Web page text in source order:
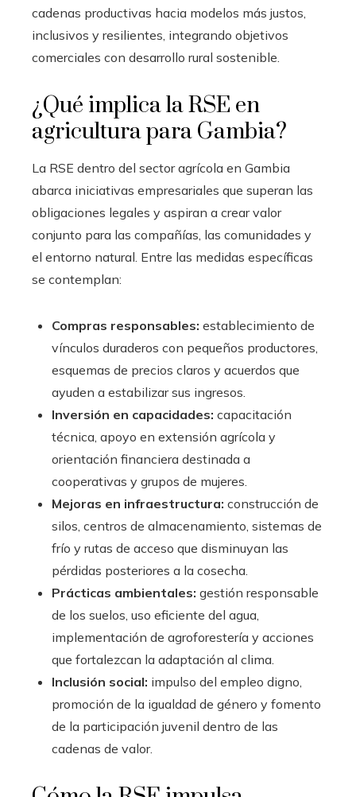
cadenas productivas hacia modelos más justos,
inclusivos y resilientes, integrando objetivos
comerciales con desarrollo rural sostenible.
¿Qué implica la RSE en
agricultura para Gambia?
La RSE dentro del sector agrícola en Gambia
abarca iniciativas empresariales que superan las
obligaciones legales y aspiran a crear valor
conjunto para las compañías, las comunidades y
el entorno natural. Entre las medidas específicas
se contemplan:
Compras responsables: establecimiento de
vínculos duraderos con pequeños productores,
esquemas de precios claros y acuerdos que
ayuden a estabilizar sus ingresos.
Inversión en capacidades: capacitación
técnica, apoyo en extensión agrícola y
orientación financiera destinada a
cooperativas y grupos de mujeres.
Mejoras en infraestructura: construcción de
silos, centros de almacenamiento, sistemas de
frío y rutas de acceso que disminuyan las
pérdidas posteriores a la cosecha.
Prácticas ambientales: gestión responsable
de los suelos, uso eficiente del agua,
implementación de agroforestería y acciones
que fortalezcan la adaptación al clima.
Inclusión social: impulso del empleo digno,
promoción de la igualdad de género y fomento
de la participación juvenil dentro de las
cadenas de valor.